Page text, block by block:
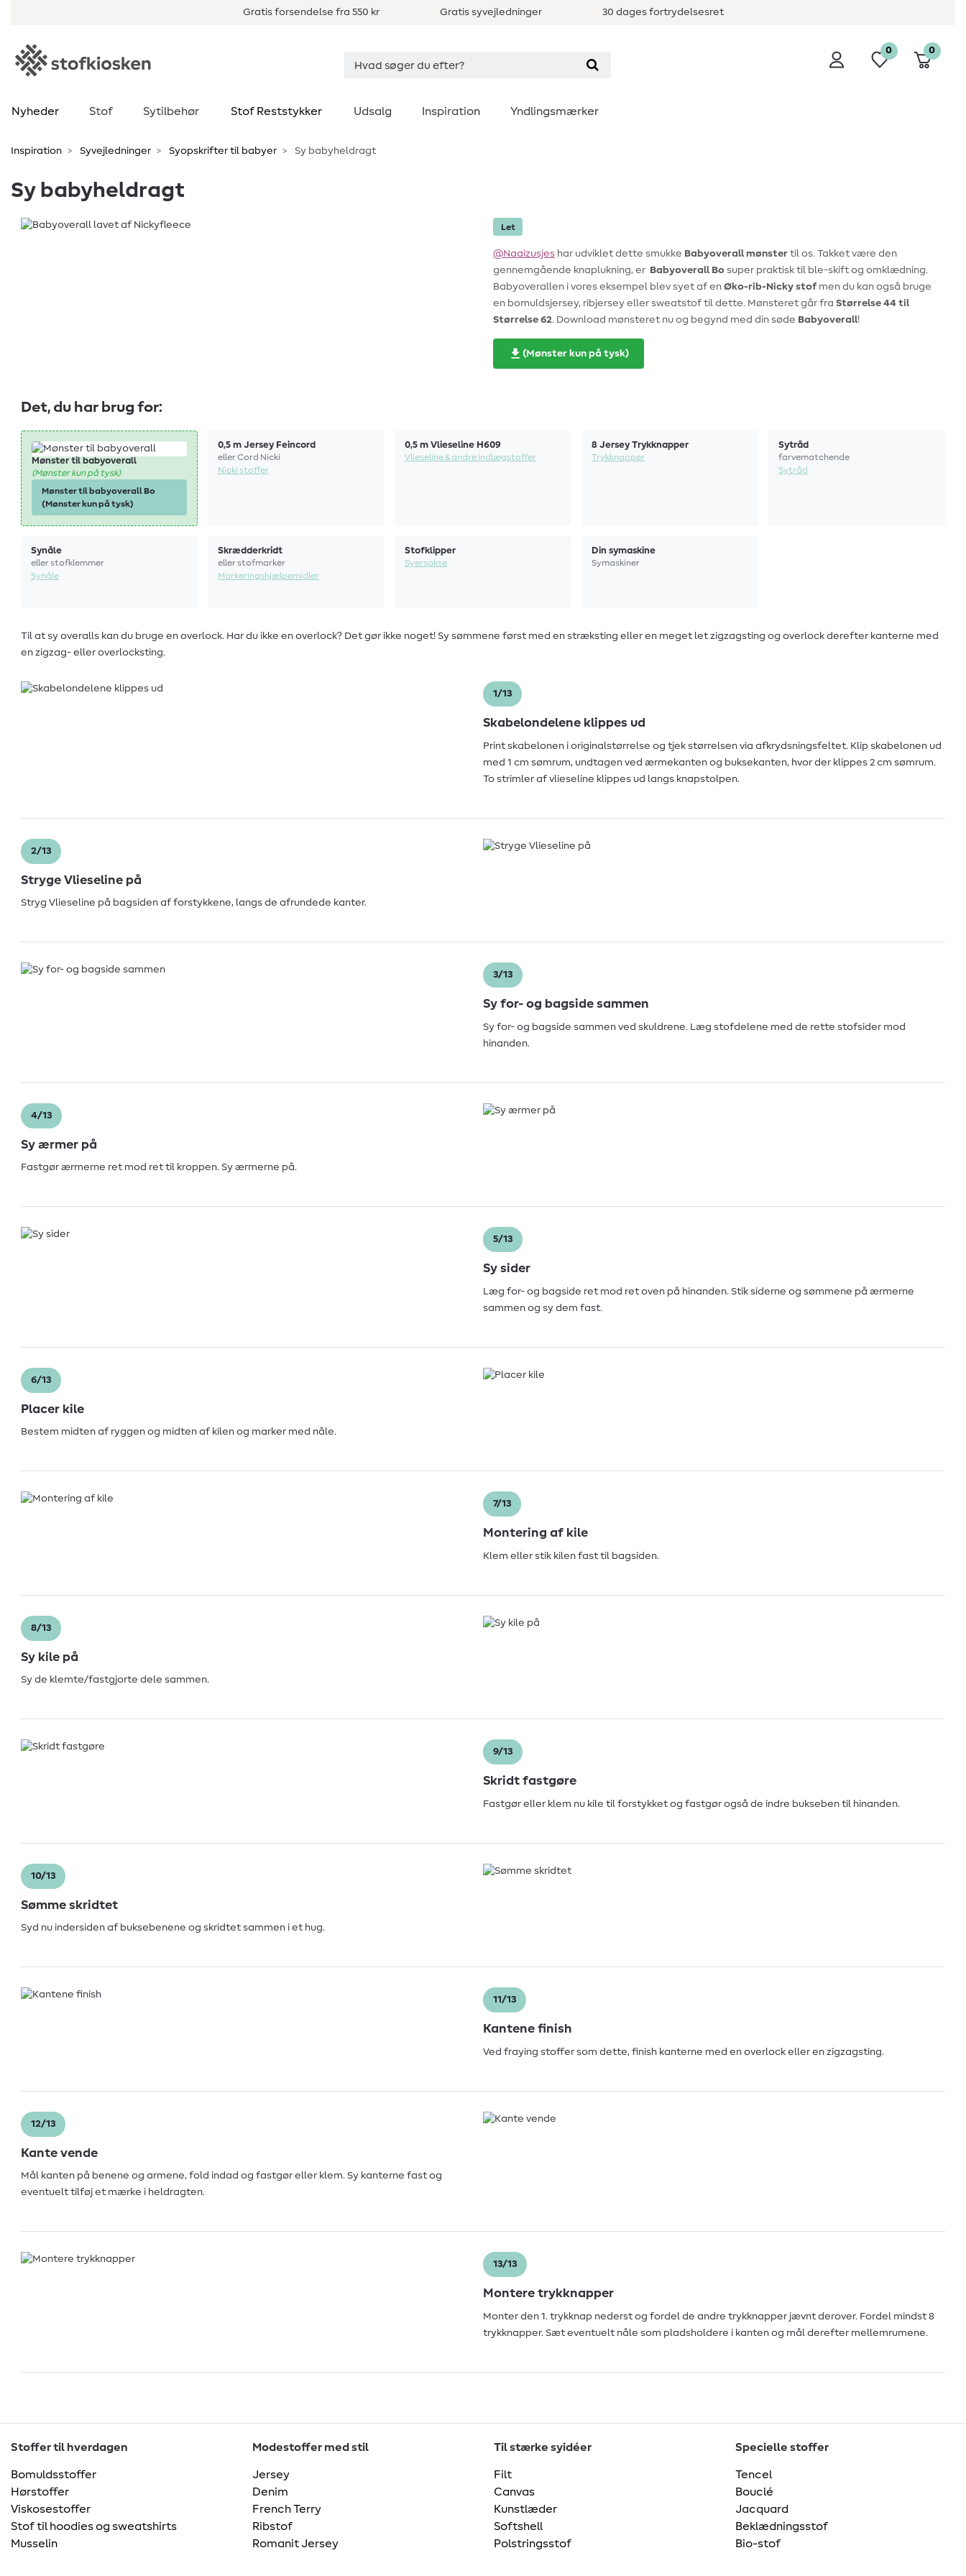
Gratis forsendelse fra 550 kr Gratis syvejledninger 30 dages fortrydelsesret
0 0
Nyheder Stof Sytilbehør Stof Reststykker Udsalg Inspiration Yndlingsmærker
Inspiration Syvejledninger Syopskrifter til babyer Sy babyheldragt
Sy babyheldragt
Let
@Naaizusjes har udviklet dette smukke Babyoverall mønster til os. Takket være den
gennemgående knaplukning, er
Babyoverall Bo super praktisk til ble-skift og omklædning.
Babyoverallen i vores eksempel blev syet af en Øko-rib-Nicky stof men du kan også bruge
en bomuldsjersey, ribjersey eller sweatstof til dette. Mønsteret går fra Størrelse 44 til
Størrelse 62. Download mønsteret nu og begynd med din søde Babyoverall!
(Mønster kun på tysk)
Det, du har brug for:
Mønster til babyoverall
(Mønster kun på tysk)
Mønster til babyoverall Bo
(Mønster kun på tysk)
0,5 m Jersey Feincord
eller Cord Nicki
Nicki stoffer
0,5 m Vlieseline H609
Vlieseline & andre indlægstoffer
8 Jersey Trykknapper
Trykknapper
Sytråd
farvematchende
Sytråd
Synåle
eller stofklemmer
Synåle
Skrædderkridt
eller stofmarker
Markeringshjælpemidler
Stofklipper
Syersakse
Din symaskine
Symaskiner
Til at sy overalls kan du bruge en overlock. Har du ikke en overlock? Det gør ikke noget! Sy sømmene først med en stræksting eller en meget let zigzagsting og overlock derefter kanterne med
en zigzag- eller overlocksting.
1/13
Skabelondelene klippes ud
Print skabelonen i originalstørrelse og tjek størrelsen via afkrydsningsfeltet. Klip skabelonen ud
med 1 cm sømrum, undtagen ved ærmekanten og buksekanten, hvor der klippes 2 cm sømrum.
To strimler af vlieseline klippes ud langs knapstolpen.
2/13
Stryge Vlieseline på
Stryg Vlieseline på bagsiden af forstykkene, langs de afrundede kanter.
3/13
Sy for- og bagside sammen
Sy for- og bagside sammen ved skuldrene. Læg stofdelene med de rette stofsider mod
hinanden.
4/13
Sy ærmer på
Fastgør ærmerne ret mod ret til kroppen. Sy ærmerne på.
5/13
Sy sider
Læg for- og bagside ret mod ret oven på hinanden. Stik siderne og sømmene på ærmerne
sammen og sy dem fast.
6/13
Placer kile
Bestem midten af ryggen og midten af kilen og marker med nåle.
7/13
Montering af kile
Klem eller stik kilen fast til bagsiden.
8/13
Sy kile på
Sy de klemte/fastgjorte dele sammen.
9/13
Skridt fastgøre
Fastgør eller klem nu kile til forstykket og fastgør også de indre bukseben til hinanden.
10/13
Sømme skridtet
Syd nu indersiden af buksebenene og skridtet sammen i et hug.
11/13
Kantene finish
Ved fraying stoffer som dette, finish kanterne med en overlock eller en zigzagsting.
12/13
Kante vende
Mål kanten på benene og armene, fold indad og fastgør eller klem. Sy kanterne fast og
eventuelt tilføj et mærke i heldragten.
13/13
Montere trykknapper
Monter den 1. trykknap nederst og fordel de andre trykknapper jævnt derover. Fordel mindst 8
trykknapper. Sæt eventuelt nåle som pladsholdere i kanten og mål derefter mellemrumene.
Stoffer til hverdagen
Bomuldsstoffer
Hørstoffer
Viskosestoffer
Stof til hoodies og sweatshirts
Musselin
Modestoffer med stil
Jersey
Denim
French Terry
Ribstof
Romanit Jersey
Til stærke syidéer
Filt
Canvas
Kunstlæder
Softshell
Polstringsstof
Specielle stoffer
Tencel
Bouclé
Jacquard
Beklædningsstof
Bio-stof